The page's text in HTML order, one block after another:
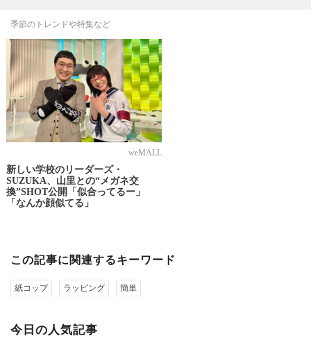
季節のトレンドや特集など
weMALL
新しい学校のリーダーズ・
SUZUKA、山里との“メガネ交
換”SHOT公開「似合ってるー」
「なんか顔似てる」
この記事に関連するキーワード
紙コップ ラッピング 簡単
今日の人気記事